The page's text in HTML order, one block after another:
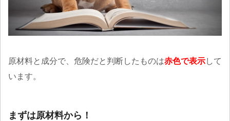
原材料と成分で、危険だと判断したものは赤色で表示して
います。
まずは原材料から！